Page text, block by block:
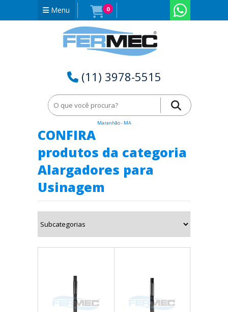
Menu 0
(11) 3978-5515
Home
Alargadores para Usinagem em Benedito Leite -
Maranhão - MA
CONFIRA
produtos da categoria
Alargadores para
Usinagem